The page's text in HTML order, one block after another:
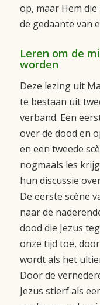
op, maar Hem
de gedaante van
Leren om de
worden
Deze lezing uit
te bestaan uit
verband. Een
over de dood en
en een tweede
nogmaals les
hun discussie
De eerste scène
naar de
dood die Jezus
onze tijd toe,
wordt als het
Door de
Jezus stierf als